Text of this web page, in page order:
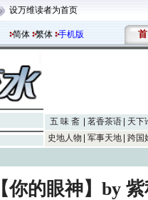
设万维读者为首页
简体 繁体 手机版 首
五 味 斋 茗香茶语
天下
史地人物
军事天地 跨国
【你的眼神】by